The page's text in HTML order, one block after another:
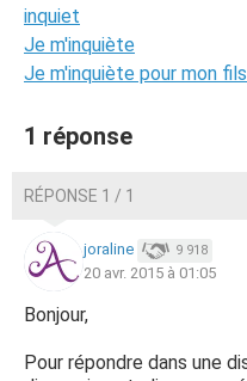
inquiet
Je m'inquiète
Je m'inquiète pour mon
1 réponse
RÉPONSE 1 / 1
joraline 9 918
20 avr. 2015 à 01:05
Bonjour,
Pour répondre dans une